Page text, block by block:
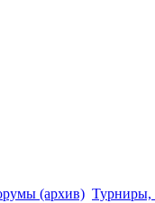
(архив) Турниры,